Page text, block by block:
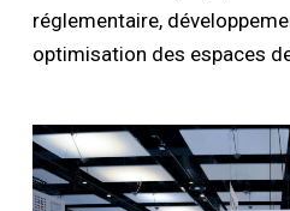
réglementaire,
optimisation des espaces